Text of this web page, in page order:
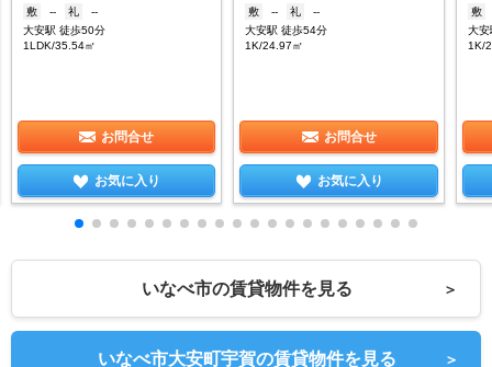
敷
-- 礼
--
大安駅 徒歩50分
1LDK/35.54㎡
お問合せ
お気に入り
敷
-- 礼
--
大安駅 徒歩54分
1K/24.97㎡
お問合せ
お気に入り
敷
大
1K/
いなべ市の賃貸物件を見る ＞
いなべ市大安町宇賀の賃貸物件を見る ＞